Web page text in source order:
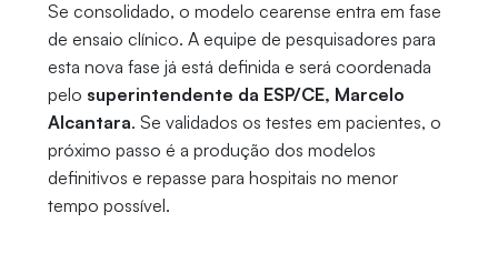
Se consolidado, o modelo cearense entra em fase
de ensaio clínico. A equipe de pesquisadores para
esta nova fase já está definida e será coordenada
pelo superintendente da ESP/CE, Marcelo
Alcantara. Se validados os testes em pacientes, o
próximo passo é a produção dos modelos
definitivos e repasse para hospitais no menor
tempo possível.